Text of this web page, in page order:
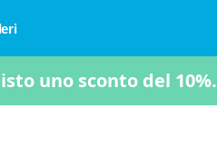
uno sconto del 10%.